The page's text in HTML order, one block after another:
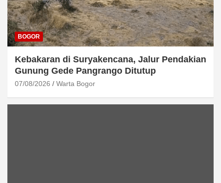
BOGOR
Kebakaran di Suryakencana, Jalur Pendakian
Gunung Gede Pangrango Ditutup
07/08/2026 Warta Bogor